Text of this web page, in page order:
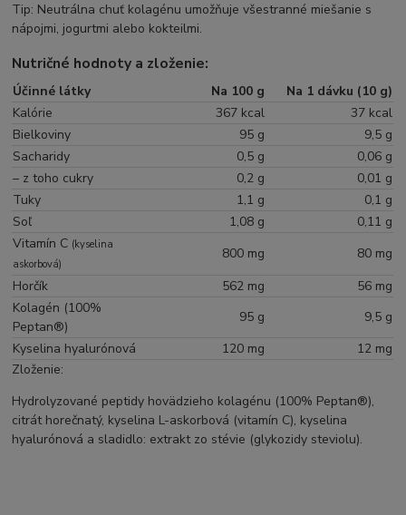
Tip: Neutrálna chuť kolagénu umožňuje všestranné miešanie s
nápojmi, jogurtmi alebo kokteilmi.
Nutričné hodnoty a zloženie:
Účinné látky Na 100 g
Na 1 dávku (10 g)
Kalórie
367 kcal
37 kcal
Bielkoviny
95 g
9,5 g
Sacharidy
0,5 g
0,06 g
– z toho cukry
0,2 g
0,01 g
Tuky
1,1 g
0,1 g
Soľ
1,08 g
0,11 g
Vitamín C (kyselina
askorbová)
800 mg
80 mg
Horčík
562 mg
56 mg
Kolagén (100%
Peptan®)
95 g
9,5 g
Kyselina hyalurónová
120 mg
12 mg
Zloženie:
Hydrolyzované peptidy hovädzieho kolagénu (100% Peptan®),
citrát horečnatý, kyselina L-askorbová (vitamín C), kyselina
hyalurónová a sladidlo: extrakt zo stévie (glykozidy steviolu).